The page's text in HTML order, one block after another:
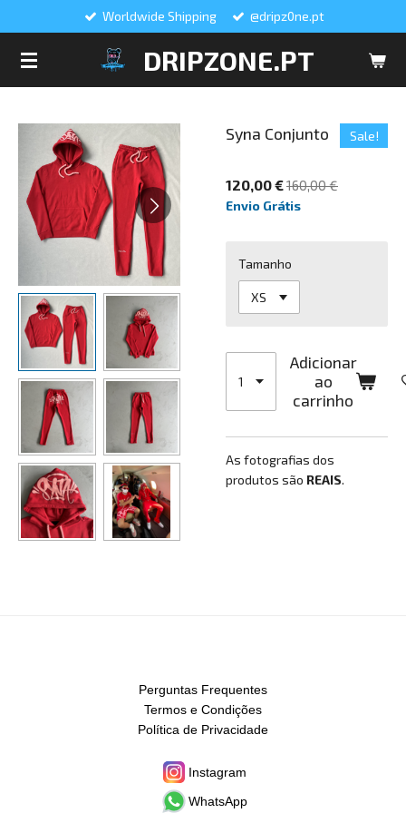
DRIPZONE.PT
Worldwide Shipping @dripz0ne.pt
Syna Conjunto Sale!
120,00 €160,00 €
Envio Grátis
Tamanho
Adicionar
ao
carrinho
As fotografias dos
produtos são REAIS.
Perguntas Frequentes
Termos e Condições
Política de Privacidade
Instagram
WhatsApp